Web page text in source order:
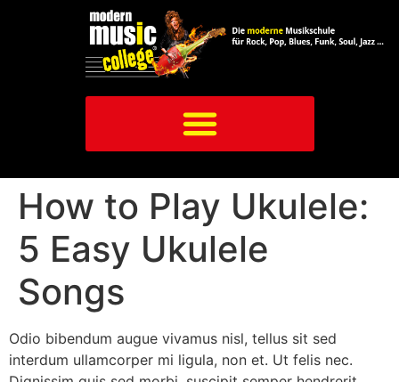
How to Play Ukulele:
5 Easy Ukulele
Songs
Odio bibendum augue vivamus nisl, tellus sit sed
interdum ullamcorper mi ligula, non et. Ut felis nec.